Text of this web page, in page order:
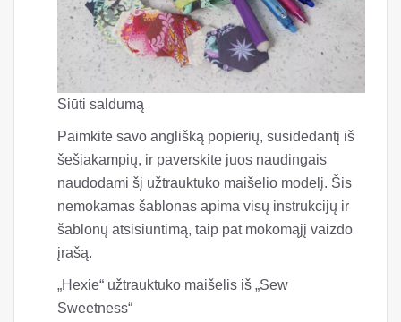
Siūti saldumą
Paimkite savo anglišką popierių, susidedantį iš
šešiakampių, ir paverskite juos naudingais
naudodami šį užtrauktuko maišelio modelį. Šis
nemokamas šablonas apima visų instrukcijų ir
šablonų atsisiuntimą, taip pat mokomąjį vaizdo
įrašą.
„Hexie“ užtrauktuko maišelis iš „Sew
Sweetness“